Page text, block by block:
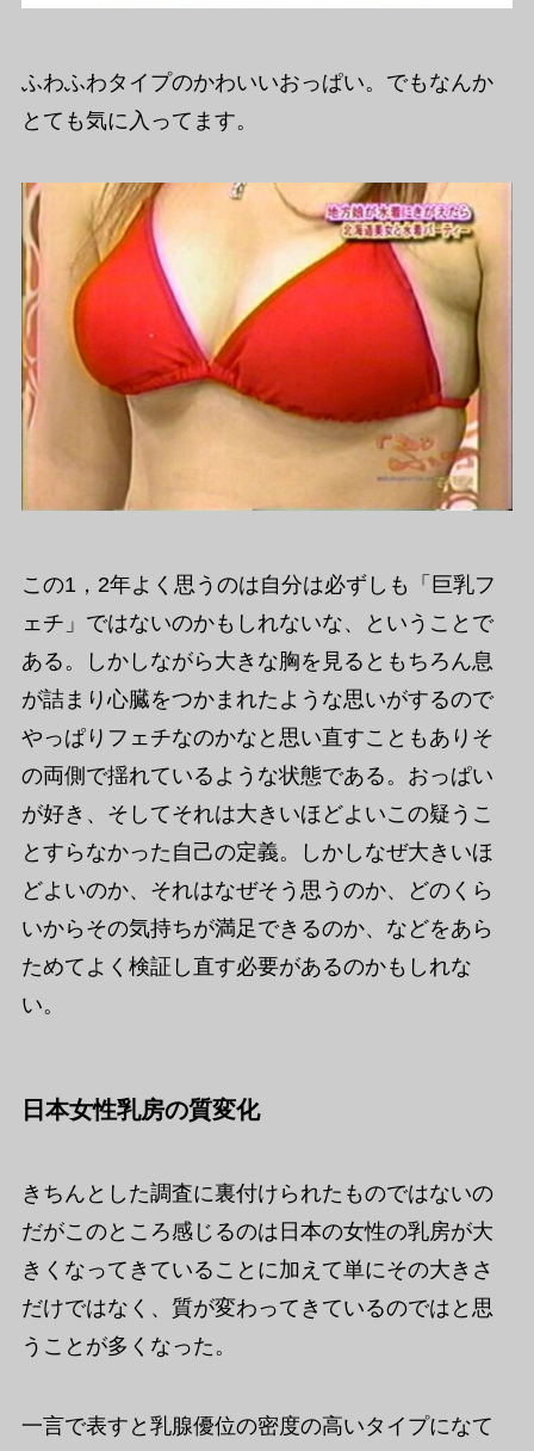
ふわふわタイプのかわいいおっぱい。でもなんか
とても気に入ってます。
この1，2年よく思うのは自分は必ずしも「巨乳フ
ェチ」ではないのかもしれないな、ということで
ある。しかしながら大きな胸を見るともちろん息
が詰まり心臓をつかまれたような思いがするので
やっぱりフェチなのかなと思い直すこともありそ
の両側で揺れているような状態である。おっぱい
が好き、そしてそれは大きいほどよいこの疑うこ
とすらなかった自己の定義。しかしなぜ大きいほ
どよいのか、それはなぜそう思うのか、どのくら
いからその気持ちが満足できるのか、などをあら
ためてよく検証し直す必要があるのかもしれな
い。
日本女性乳房の質変化
きちんとした調査に裏付けられたものではないの
だがこのところ感じるのは日本の女性の乳房が大
きくなってきていることに加えて単にその大きさ
だけではなく、質が変わってきているのではと思
うことが多くなった。
一言で表すと乳腺優位の密度の高いタイプになて